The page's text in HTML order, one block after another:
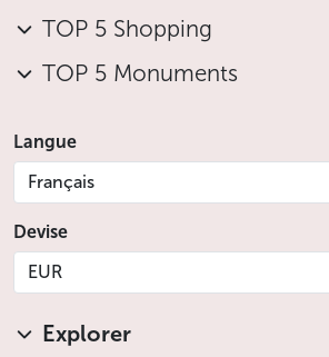
TOP 5 Shopping
TOP 5 Monuments
Langue
Français
Devise
EUR
Explorer